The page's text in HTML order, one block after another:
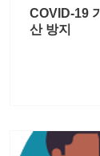
COVID-19
산 방지